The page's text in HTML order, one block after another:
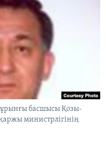
басшысы Қозы-
министрлігінің